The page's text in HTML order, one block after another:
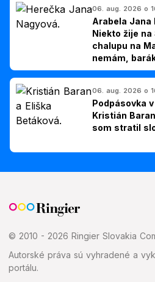
06. aug. 2026 o
Arabela Jana
Niekto žije na
chalupu na
nemám,
Slovákom
06. aug. 2026 o
Podpásovka
Kristián
som stratil
© 2010 - 2026 Ringier Slovakia
Autorské práva sú vyhradené a
portálu.